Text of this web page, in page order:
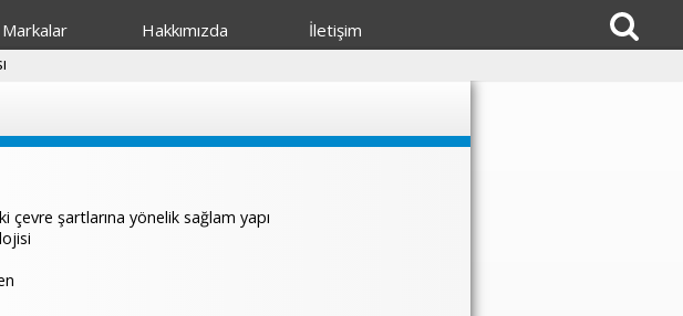
Markalar Hakkımızda İletişim
çevre şartlarına yönelik sağlam yapı